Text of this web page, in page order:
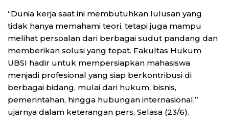
“Dunia kerja saat ini membutuhkan lulusan yang
tidak hanya memahami teori, tetapi juga mampu
melihat persoalan dari berbagai sudut pandang dan
memberikan solusi yang tepat. Fakultas Hukum
UBSI hadir untuk mempersiapkan mahasiswa
menjadi profesional yang siap berkontribusi di
berbagai bidang, mulai dari hukum, bisnis,
pemerintahan, hingga hubungan internasional,”
ujarnya dalam keterangan pers, Selasa (23/6).